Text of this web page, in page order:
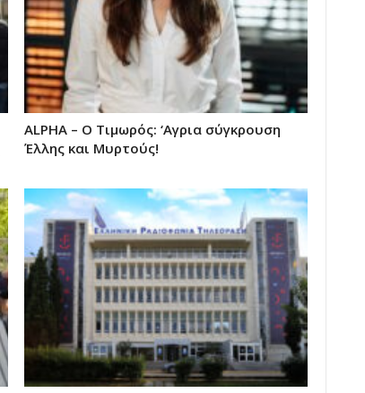
ALPHA – Ο Τιμωρός: ‘Αγρια σύγκρουση
Έλλης και Μυρτούς!